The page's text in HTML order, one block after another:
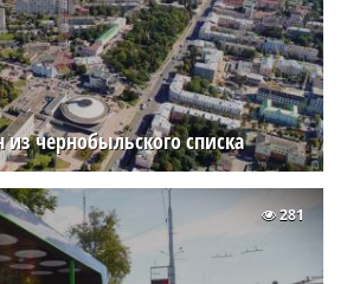
чернобыльского списка
281